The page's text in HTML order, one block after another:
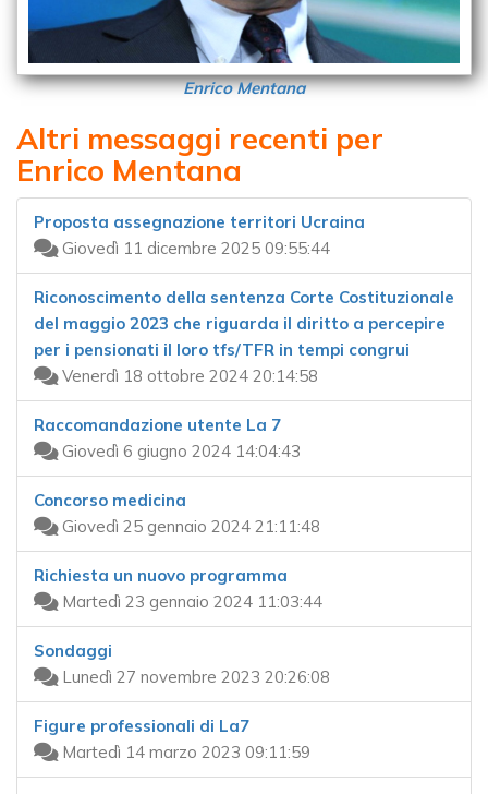
Enrico Mentana
Altri messaggi recenti per
Enrico Mentana
Proposta assegnazione territori Ucraina
Giovedì 11 dicembre 2025 09:55:44
Riconoscimento della sentenza Corte Costituzionale
del maggio 2023 che riguarda il diritto a percepire
per i pensionati il loro tfs/TFR in tempi congrui
Venerdì 18 ottobre 2024 20:14:58
Raccomandazione utente La 7
Giovedì 6 giugno 2024 14:04:43
Concorso medicina
Giovedì 25 gennaio 2024 21:11:48
Richiesta un nuovo programma
Martedì 23 gennaio 2024 11:03:44
Sondaggi
Lunedì 27 novembre 2023 20:26:08
Figure professionali di La7
Martedì 14 marzo 2023 09:11:59